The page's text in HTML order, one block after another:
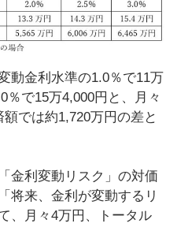
動金利水準の1.0％で11万
％で15万4,000円と、月々
では約1,720万円の差と
金利変動リスク」の対価
将来、金利が変動するリ
、月々4万円、トータル